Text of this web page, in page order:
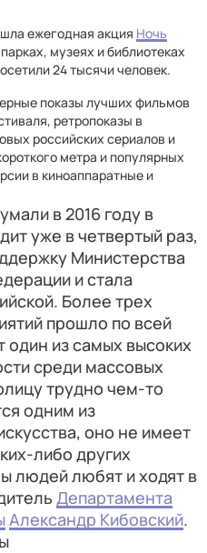
ежегодная акция Ночь
музеях и библиотеках
24 тысячи человек.
показы лучших фильмов
ретропоказы в
российских сериалов и
метра и популярных
в киноаппаратные и
в 2016 году в
уже в четвертый раз,
Министерства
и стала
Более трех
прошло по всей
один из самых высоких
среди массовых
трудно чем-то
одним из
оно не имеет
либо других
людей любят и ходят в
Департамента
Александр Кибовский.